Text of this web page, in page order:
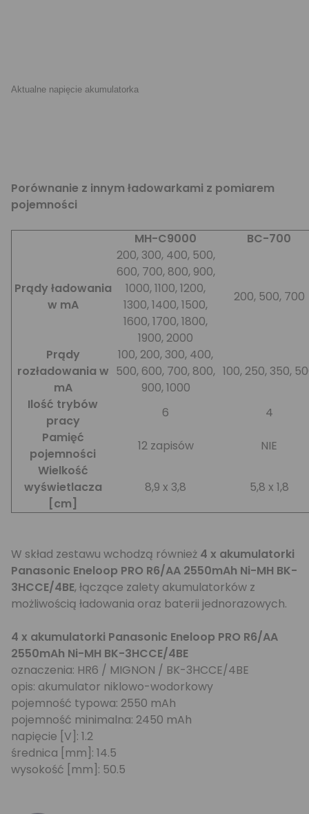
Aktualne napięcie akumulatorka
Porównanie z innym ładowarkami z pomiarem
pojemności
MH-C9000 BC-700
Prądy ładowania
w mA
200, 300, 400, 500,
600, 700, 800, 900,
1000, 1100, 1200,
1300, 1400, 1500,
1600, 1700, 1800,
1900, 2000
200, 500, 700
Prądy
rozładowania w
mA
100, 200, 300, 400,
500, 600, 700, 800,
900, 1000
100, 250, 350,
Ilość trybów
pracy
6
4
Pamięć
pojemności
12 zapisów
NIE
Wielkość
wyświetlacza
[cm]
8,9 x 3,8 5,8 x 1,8
W skład zestawu wchodzą również 4 x akumulatorki
Panasonic Eneloop PRO R6/AA 2550mAh Ni-MH BK-
3HCCE/4BE, łączące zalety akumulatorków z
możliwością ładowania oraz baterii jednorazowych.
4 x akumulatorki Panasonic Eneloop PRO R6/AA
2550mAh Ni-MH BK-3HCCE/4BE
oznaczenia: HR6 / MIGNON / BK-3HCCE/4BE
opis: akumulator niklowo-wodorkowy
pojemność typowa: 2550 mAh
pojemność minimalna: 2450 mAh
napięcie [V]: 1.2
średnica [mm]: 14.5
wysokość [mm]: 50.5